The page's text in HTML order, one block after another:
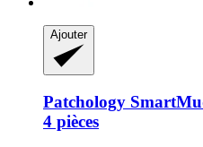
Ajouter
Patchology
4 pièces